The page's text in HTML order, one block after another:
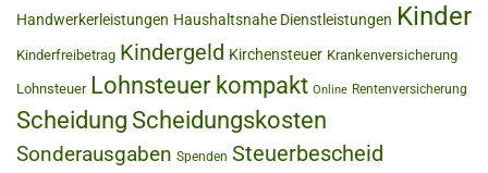
Handwerkerleistungen Haushaltsnahe Dienstleistungen Kinder
Kinderfreibetrag Kindergeld Kirchensteuer Krankenversicherung
Lohnsteuer Lohnsteuer kompakt Online Rentenversicherung
Scheidung Scheidungskosten
Sonderausgaben Spenden Steuerbescheid